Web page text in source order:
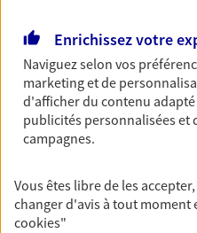
Prévoyance
Pour un avenir serein,
contrat prévoyance.
d'accident ou de
garanties incapacité
invalidité ou de décès.
Découvrir l'offre
Enrichissez votre
Naviguez selon vos
marketing et de
d'afficher du contenu
publicités personnalisées et
campagnes.
Vous êtes libre de les
changer d'avis à tout moment
cookies"